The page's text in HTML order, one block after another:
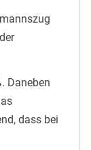
Daneben
dass bei